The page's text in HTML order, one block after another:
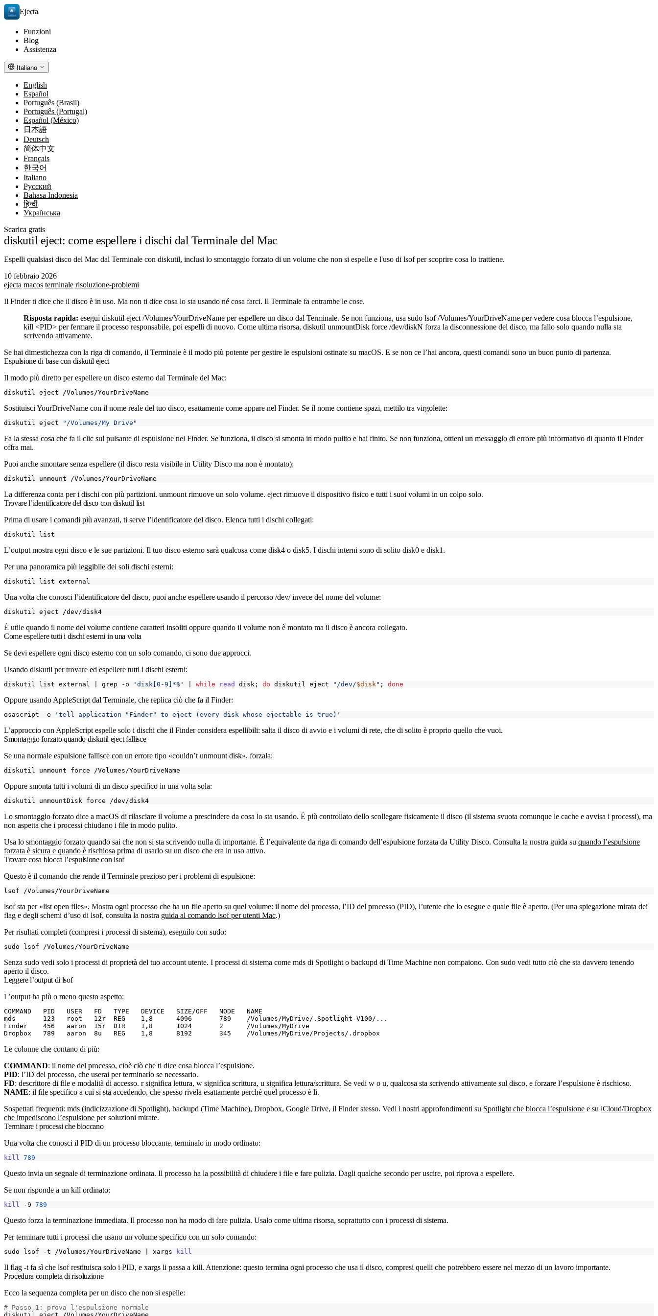
Ejecta
Funzioni
Blog
Assistenza
Italiano
English
Español
Português (Brasil)
Português (Portugal)
Español (México)
日本語
Deutsch
简体中文
Français
한국어
Italiano
Русский
Bahasa Indonesia
हिन्दी
Українська
Scarica gratis
diskutil eject: come espellere i dischi dal Terminale del Mac
Espelli qualsiasi disco del Mac dal Terminale con diskutil, inclusi lo smontaggio forzato di un volume che non si espelle e l'uso di lsof per scoprire cosa lo trattiene.
10 febbraio 2026
ejecta macos terminale risoluzione-problemi
Il Finder ti dice che il disco è in uso. Ma non ti dice cosa lo sta usando né cosa farci. Il Terminale fa entrambe le cose.
Risposta rapida: esegui diskutil eject /Volumes/YourDriveName per espellere un disco dal Terminale. Se non funziona, usa sudo lsof /Volumes/YourDriveName per vedere cosa blocca l’espulsione,
kill <PID> per fermare il processo responsabile, poi espelli di nuovo. Come ultima risorsa, diskutil unmountDisk force /dev/diskN forza la disconnessione del disco, ma fallo solo quando nulla sta
scrivendo attivamente.
Se hai dimestichezza con la riga di comando, il Terminale è il modo più potente per gestire le espulsioni ostinate su macOS. E se non ce l’hai ancora, questi comandi sono un buon punto di partenza.
Espulsione di base con diskutil eject
Il modo più diretto per espellere un disco esterno dal Terminale del Mac:
Sostituisci YourDriveName con il nome reale del tuo disco, esattamente come appare nel Finder. Se il nome contiene spazi, mettilo tra virgolette:
diskutil eject "/Volumes/My Drive"
Fa la stessa cosa che fa il clic sul pulsante di espulsione nel Finder. Se funziona, il disco si smonta in modo pulito e hai finito. Se non funziona, ottieni un messaggio di errore più informativo di quanto il Finder
offra mai.
Puoi anche smontare senza espellere (il disco resta visibile in Utility Disco ma non è montato):
La differenza conta per i dischi con più partizioni. unmount rimuove un solo volume. eject rimuove il dispositivo fisico e tutti i suoi volumi in un colpo solo.
Trovare l’identificatore del disco con diskutil list
Prima di usare i comandi più avanzati, ti serve l’identificatore del disco. Elenca tutti i dischi collegati:
L’output mostra ogni disco e le sue partizioni. Il tuo disco esterno sarà qualcosa come disk4 o disk5. I dischi interni sono di solito disk0 e disk1 .
Per una panoramica più leggibile dei soli dischi esterni:
Una volta che conosci l’identificatore del disco, puoi anche espellere usando il percorso /dev/invece del nome del volume:
È utile quando il nome del volume contiene caratteri insoliti oppure quando il volume non è montato ma il disco è ancora collegato.
Come espellere tutti i dischi esterni in una volta
Se devi espellere ogni disco esterno con un solo comando, ci sono due approcci.
Usando diskutil per trovare ed espellere tutti i dischi esterni:
diskutil list external grep -o 'disk[0-9]*$' while read disk ; do diskutil eject "/dev/$disk" ; done
Oppure usando AppleScript dal Terminale, che replica ciò che fa il Finder:
osascript -e 'tell application "Finder" to eject (every disk whose ejectable is true)'
L’approccio con AppleScript espelle solo i dischi che il Finder considera espellibili: salta il disco di avvio e i volumi di rete, che di solito è proprio quello che vuoi.
Smontaggio forzato quando diskutil eject fallisce
Se una normale espulsione fallisce con un errore tipo «couldn’t unmount disk», forzala:
Oppure smonta tutti i volumi di un disco specifico in una volta sola:
Lo smontaggio forzato dice a macOS di rilasciare il volume a prescindere da cosa lo sta usando. È più controllato dello scollegare fisicamente il disco (il sistema svuota comunque le cache e avvisa i processi), ma
non aspetta che i processi chiudano i file in modo pulito.
Usa lo smontaggio forzato quando sai che non si sta scrivendo nulla di importante. È l’equivalente da riga di comando dell’espulsione forzata da Utility Disco. Consulta la nostra guida su quando l’espulsione
forzata è sicura e quando è rischiosa prima di usarlo su un disco che era in uso attivo.
Trovare cosa blocca l’espulsione con lsof
Questo è il comando che rende il Terminale prezioso per i problemi di espulsione:
lsofsta per «list open files». Mostra ogni processo che ha un file aperto su quel volume: il nome del processo, l’ID del processo (PID), l’utente che lo esegue e quale file è aperto. (Per una spiegazione mirata dei
flag e degli schemi d’uso di lsof, consulta la nostra guida al comando lsof per utenti Mac.)
Per risultati completi (compresi i processi di sistema), eseguilo con sudo:
Senza sudo vedi solo i processi di proprietà del tuo account utente. I processi di sistema come mds di Spotlight o backupd di Time Machine non compaiono. Con sudo vedi tutto ciò che sta davvero tenendo
aperto il disco.
Leggere l’output di lsof
L’output ha più o meno questo aspetto:
COMMAND   PID   USER   FD   TYPE   DEVICE   SIZE/OFF   NODE   NAME
mds       123   root   12r  REG    1,8      4096       789    /Volumes/MyDrive/.Spotlight-V100/...
Finder    456   aaron  15r  DIR    1,8      1024       2      /Volumes/MyDrive
Le colonne che contano di più:
COMMAND: il nome del processo, cioè ciò che ti dice cosa blocca l’espulsione.
PID: l’ID del processo, che userai per terminarlo se necessario.
FD: descrittore di file e modalità di accesso. rsignifica lettura, w significa scrittura, u significa lettura/scrittura. Se vedi w o u, qualcosa sta scrivendo attivamente sul disco, e forzare l’espulsione è rischioso.
NAME: il file specifico a cui si sta accedendo, che spesso rivela esattamente perché quel processo è lì.
Sospettati frequenti: mds (indicizzazione di Spotlight), backupd (Time Machine), Dropbox, Google Drive, il Finderstesso. Vedi i nostri approfondimenti su Spotlight che blocca l’espulsione e su iCloud/Dropbox
che impediscono l’espulsione per soluzioni mirate.
Terminare i processi che bloccano
Una volta che conosci il PID di un processo bloccante, terminalo in modo ordinato:
kill 789
Questo invia un segnale di terminazione ordinata. Il processo ha la possibilità di chiudere i file e fare pulizia. Dagli qualche secondo per uscire, poi riprova a espellere.
Se non risponde a un kill ordinato:
kill -9 789
Questo forza la terminazione immediata. Il processo non ha modo di fare pulizia. Usalo come ultima risorsa, soprattutto con i processi di sistema.
Per terminare tutti i processi che usano un volume specifico con un solo comando:
sudo lsof -t /Volumes/YourDriveName xargs kill
Il flag -t fa sì che lsofrestituisca solo i PID, e xargs li passa a kill. Attenzione: questo termina ogni processo che usa il disco, compresi quelli che potrebbero essere nel mezzo di un lavoro importante.
Procedura completa di risoluzione
Ecco la sequenza completa per un disco che non si espelle:
# Passo 1: prova l'espulsione normale